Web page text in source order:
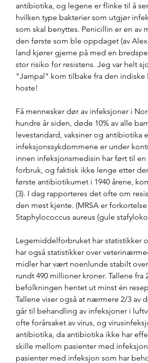
antibiotika, og legene er flinke til å
hvilken type bakterier som utgjør
som skal benyttes. Penicillin er en
den første som ble oppdaget (av
land kjører gjerne på med en
stor risiko for resistens. Jeg var helt
"Jampal" kom tilbake fra den
hoste!
Få mennesker dør av infeksjoner i
hundre år siden, døde 10% av alle
levestandard, vaksiner og antibiotika
infeksjonssykdommene er under
innen infeksjonsmedisin har ført til
forbruk, og faktisk ikke lenge etter
første antibiotikumet i 1940 årene,
(3). I dag rapporteres det ofte om
den mest kjente. (MRSA er
Staphylococcus aureus (gule
Legemiddelforbruket har statistikker
har også statistikker over
midler har vært noenlunde stabilt
rundt 490 millioner kroner. Tallene fra
befolkningen hentet ut minst én
Tallene viser også at nærmere 2/3
går til behandling av infeksjoner i
ofte forårsaket av virus, og
antibiotika, da antibiotika ikke har
skille mellom pasienter med
pasienter med infeksjon som har